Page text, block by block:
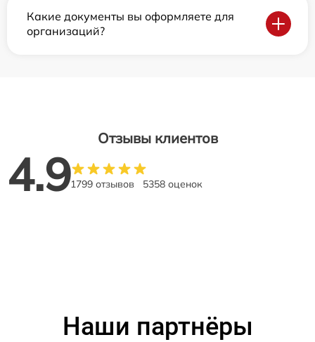
Какие документы вы оформляете для
организаций?
Отзывы клиентов
4.91799 отзывов 5358 оценок
Наши партнёры